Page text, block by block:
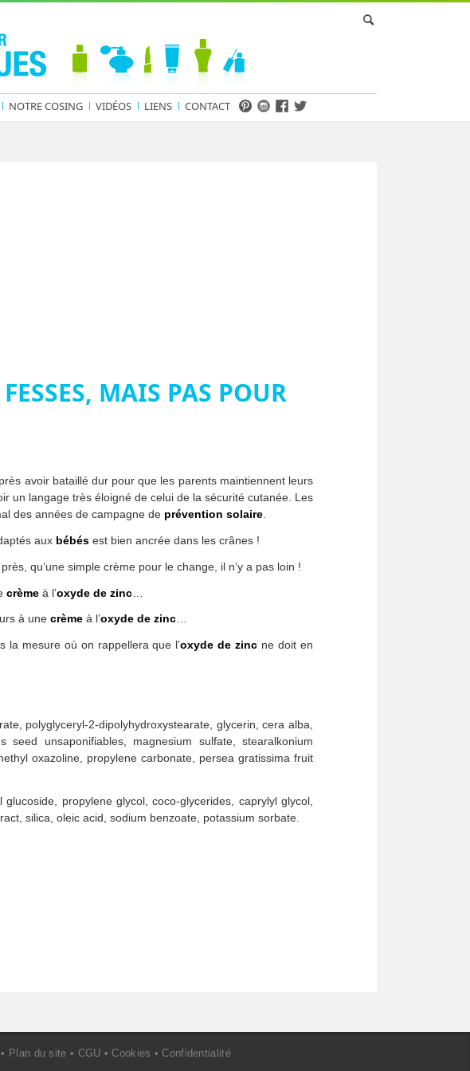
NOTRE COSING VIDÉOS LIENS CONTACT
MAIS PAS POUR
avoir bataillé dur pour que les parents maintiennent leurs
un langage très éloigné de celui de la sécurité cutanée. Les
des années de campagne de prévention solaire
aux bébés est bien ancrée dans les crânes !
qu’une simple crème pour le change, il n’y a pas loin !
crème à l’oxyde de zinc
à une crème à l’oxyde de zinc…
la mesure où on rappellera que l’oxyde de zinc ne doit en
polyglyceryl-2-dipolyhydroxystearate, glycerin, cera alba,
unsaponifiables, magnesium sulfate, stearalkonium
oxazoline, propylene carbonate, persea gratissima fruit
propylene glycol, coco-glycerides, caprylyl glycol,
silica, oleic acid, sodium benzoate, potassium sorbate.
• Plan du site • CGU •Cookies •Confidentialité